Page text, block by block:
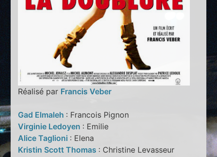
Réalisé par Francis Veber
Gad Elmaleh : Francois Pignon
Virginie Ledoyen : Emilie
Alice Taglioni : Elena
Kristin Scott Thomas : Christine Levasseur